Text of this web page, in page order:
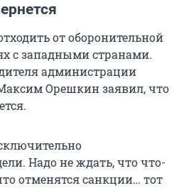
от оборонительной
с западными странами.
администрации
Орешкин заявил, что
Надо не ждать, что что-
отменятся санкции… тот